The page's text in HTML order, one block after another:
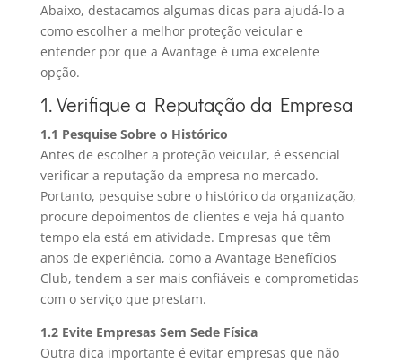
Abaixo, destacamos algumas dicas para ajudá-lo a
como escolher a melhor proteção veicular e
entender por que a Avantage é uma excelente
opção.
1. Verifique a Reputação da Empresa
1.1 Pesquise Sobre o Histórico
Antes de escolher a proteção veicular, é essencial
verificar a reputação da empresa no mercado.
Portanto, pesquise sobre o histórico da organização,
procure depoimentos de clientes e veja há quanto
tempo ela está em atividade. Empresas que têm
anos de experiência, como a Avantage Benefícios
Club, tendem a ser mais confiáveis e comprometidas
com o serviço que prestam.
1.2 Evite Empresas Sem Sede Física
Outra dica importante é evitar empresas que não